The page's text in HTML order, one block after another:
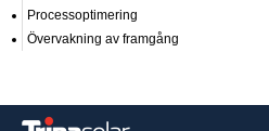
Processoptimering
Övervakning av framgång